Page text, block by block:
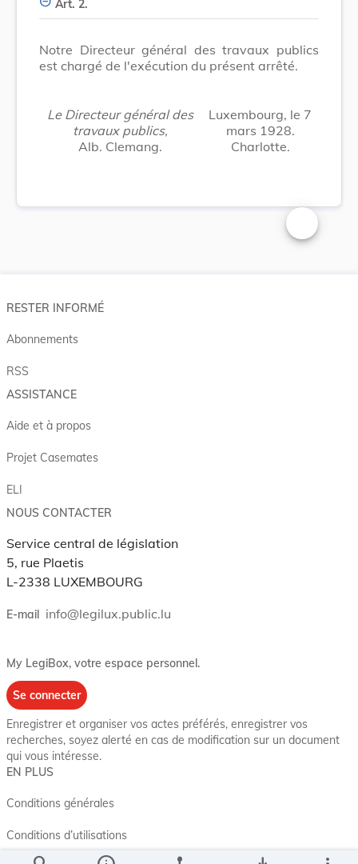
Art. 2.
Notre Directeur général des travaux publics
est chargé de l'exécution du présent arrêté.
Le Directeur général des
travaux publics,
Alb. Clemang.
Luxembourg, le 7
mars 1928.
Charlotte.
Changer la
RESTER INFORMÉ
Abonnements
RSS
ASSISTANCE
Aide et à propos
Projet Casemates
ELI
NOUS CONTACTER
Service central de législation
5, rue Plaetis
L-2338 LUXEMBOURG
E-mail info@legilux.public.lu
My LegiBox, votre espace personnel.
Se connecter
Enregistrer et organiser vos actes préférés, enregistrer vos
recherches, soyez alerté en cas de modification sur un document
qui vous intéresse.
EN PLUS
Conditions générales
Conditions d’utilisations